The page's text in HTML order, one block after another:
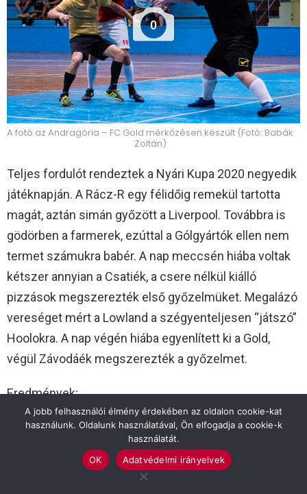
0
A fotó az Andragória – FC Gold mérkőzésen készült (Fotó: Babák
Zoltán)
Teljes fordulót rendeztek a Nyári Kupa 2020 negyedik
játéknapján. A Rácz-R egy félidőig remekül tartotta
magát, aztán simán győzött a Liverpool. Továbbra is
gödörben a farmerek, ezúttal a Gólgyártók ellen nem
termet számukra babér. A nap meccsén hiába voltak
kétszer annyian a Csatiék, a csere nélkül kiálló
pizzások megszerezték első győzelmüket. Megalázó
vereséget mért a Lowland a szégyenteljesen “játszó”
Hoolokra. A nap végén hiába egyenlített ki a Gold,
végül Závodáék megszerezték a győzelmet.
Eredmények:
RÁCZ-R MOTOR-LIVERPOOL 4-12(1-2) jv: Csicsely
gólok: Mucsi 2, Laskovics, Gábos ill. Sindel 6, Pásztor
3, Dernovics 2, Romhányi
A jobb felhasználói élmény érdekében az oldalon cookie-kat
használunk. Oldalunk használatával, Ön elfogadja a cookie-k
használatát.
OK
Adatvédelmi irányelvek